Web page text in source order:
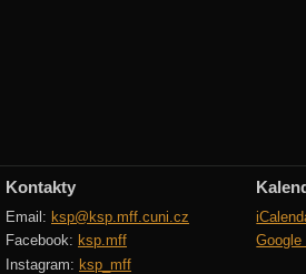
Kontakty
Email: ksp@ksp.mff.cuni.cz
Facebook: ksp.mff
Instagram: ksp_mff
Google